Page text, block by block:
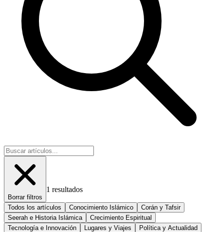
Borrar filtros
1 resultados
Todos los artículos Conocimiento Islámico
Corán y Tafsir
Seerah e Historia Islámica
Crecimiento Espiritual
Tecnología e Innovación
Lugares y Viajes
Política y Actualidad